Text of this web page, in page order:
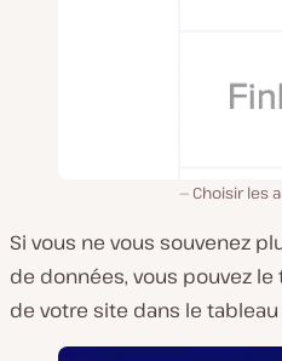
Choisir les
Si vous ne vous souvenez
de données, vous pouvez le
de votre site dans le